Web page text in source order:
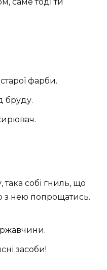
фарби.
бруду.
собі гниль, що
з нею попрощатись.
засоби!